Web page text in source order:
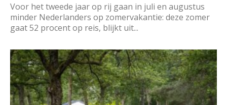
Voor het tweede jaar op rij gaan in juli en augustus
minder Nederlanders op zomervakantie: deze zomer
gaat 52 procent op reis, blijkt uit...